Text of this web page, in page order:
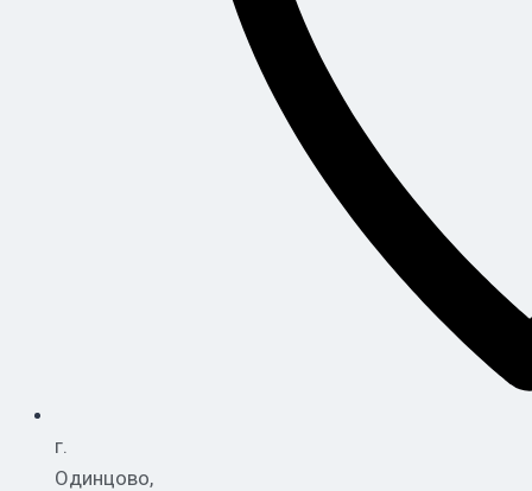
г.
Одинцово,